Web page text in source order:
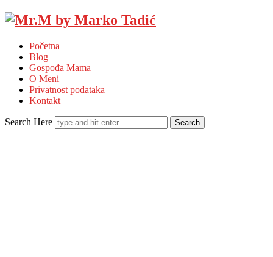
Početna
Blog
Gospođa Mama
O Meni
Privatnost podataka
Kontakt
Search Here